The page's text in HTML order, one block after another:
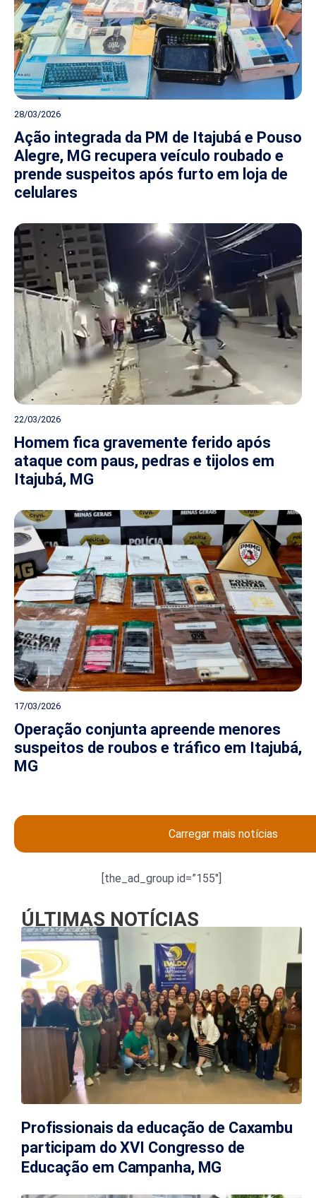
28/03/2026
Ação integrada da PM de Itajubá e Pouso
Alegre, MG recupera veículo roubado e
prende suspeitos após furto em loja de
celulares
22/03/2026
Homem fica gravemente ferido após
ataque com paus, pedras e tijolos em
Itajubá, MG
17/03/2026
Operação conjunta apreende menores
suspeitos de roubos e tráfico em Itajubá,
MG
Carregar mais notícias
[the_ad_group id=”155″]
ÚLTIMAS NOTÍCIAS
Profissionais da educação de Caxambu
participam do XVI Congresso de
Educação em Campanha, MG